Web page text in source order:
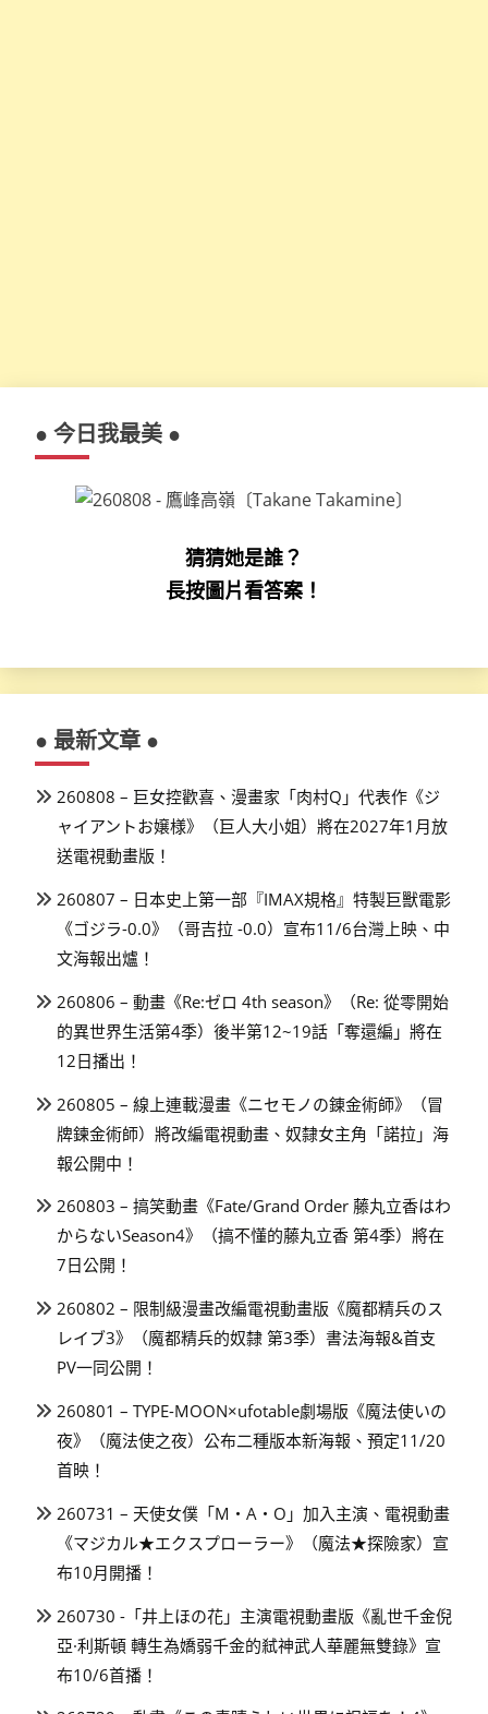
● 今日我最美 ●
猜猜她是誰？
長按圖片看答案！
● 最新文章 ●
260808 – 巨女控歡喜、漫畫家「肉村Q」代表作《ジ
ャイアントお嬢様》（巨人大小姐）將在2027年1月放
送電視動畫版！
260807 – 日本史上第一部『IMAX規格』特製巨獸電影
《ゴジラ-0.0》（哥吉拉 -0.0）宣布11/6台灣上映、中
文海報出爐！
260806 – 動畫《Re:ゼロ 4th season》（Re: 從零開始
的異世界生活第4季）後半第12~19話「奪還編」將在
12日播出！
260805 – 線上連載漫畫《ニセモノの錬金術師》（冒
牌鍊金術師）將改編電視動畫、奴隸女主角「諾拉」海
報公開中！
260803 – 搞笑動畫《Fate/Grand Order 藤丸立香はわ
からないSeason4》（搞不懂的藤丸立香 第4季）將在
7日公開！
260802 – 限制級漫畫改編電視動畫版《魔都精兵のス
レイブ3》（魔都精兵的奴隸 第3季）書法海報&首支
PV一同公開！
260801 – TYPE-MOON×ufotable劇場版《魔法使いの
夜》（魔法使之夜）公布二種版本新海報、預定11/20
首映！
260731 – 天使女僕「M・A・O」加入主演、電視動畫
《マジカル★エクスプローラー》（魔法★探險家）宣
布10月開播！
260730 -「井上ほの花」主演電視動畫版《亂世千金倪
亞·利斯頓 轉生為嬌弱千金的弒神武人華麗無雙錄》宣
布10/6首播！